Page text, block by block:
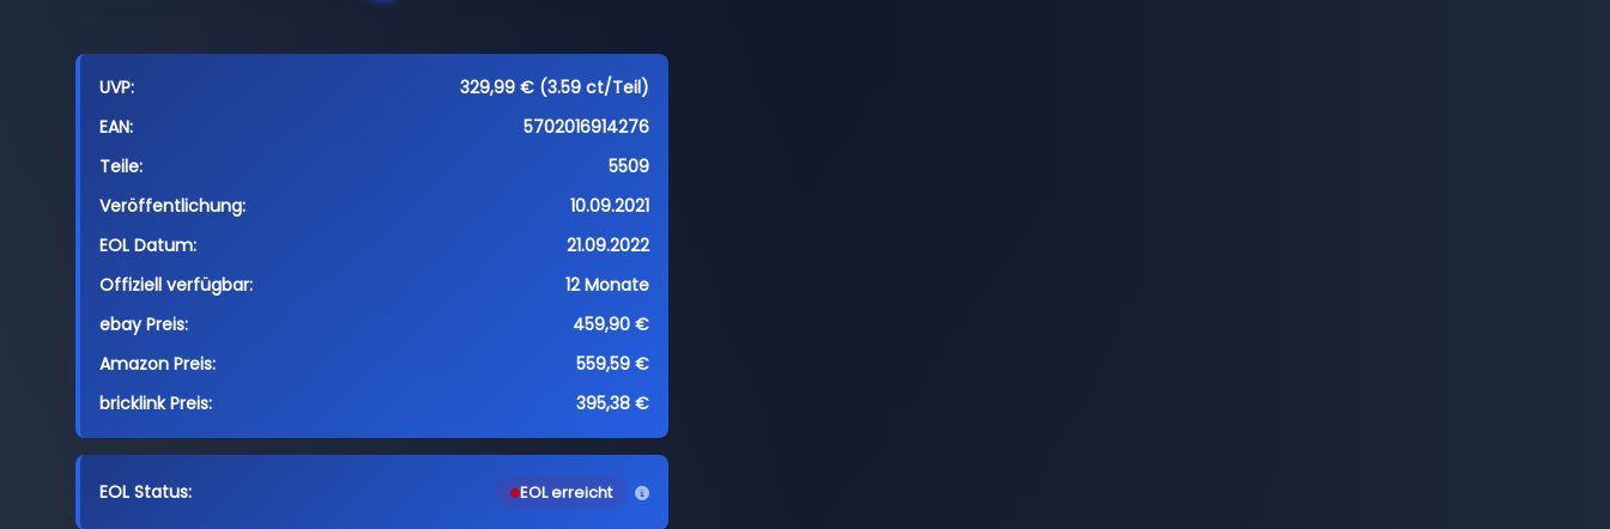
UVP:
329,99 € (3.59 ct/Teil)
EAN:
5702016914276
Teile:
5509
Veröffentlichung:
10.09.2021
EOL Datum:
21.09.2022
Offiziell verfügbar:
12 Monate
ebay Preis:
459,90 €
Amazon Preis:
559,59 €
bricklink Preis:
395,38 €
EOL Status: EOL erreicht